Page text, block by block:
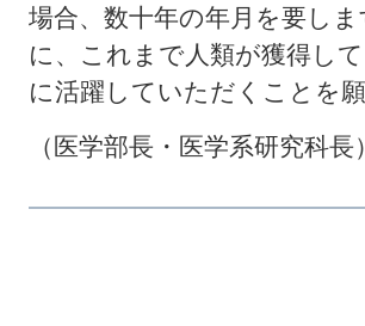
場合、数十年の年月を要し
に、これまで人類が獲得し
に活躍していただくことを
（医学部長・医学系研究科長）